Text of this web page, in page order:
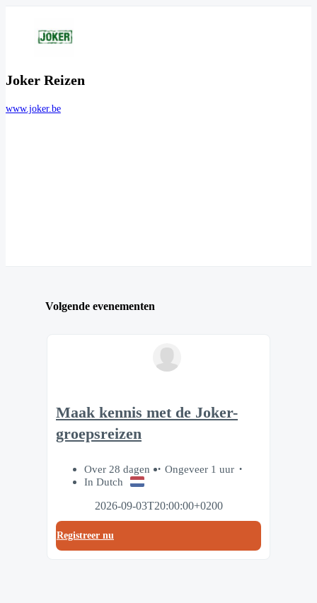
Joker Reizen
www.joker.be
Volgende evenementen
Maak kennis met de Joker-
groepsreizen
Over 28 dagen
Ongeveer 1 uur
In Dutch
2026-09-03T20:00:00+0200
Registreer nu